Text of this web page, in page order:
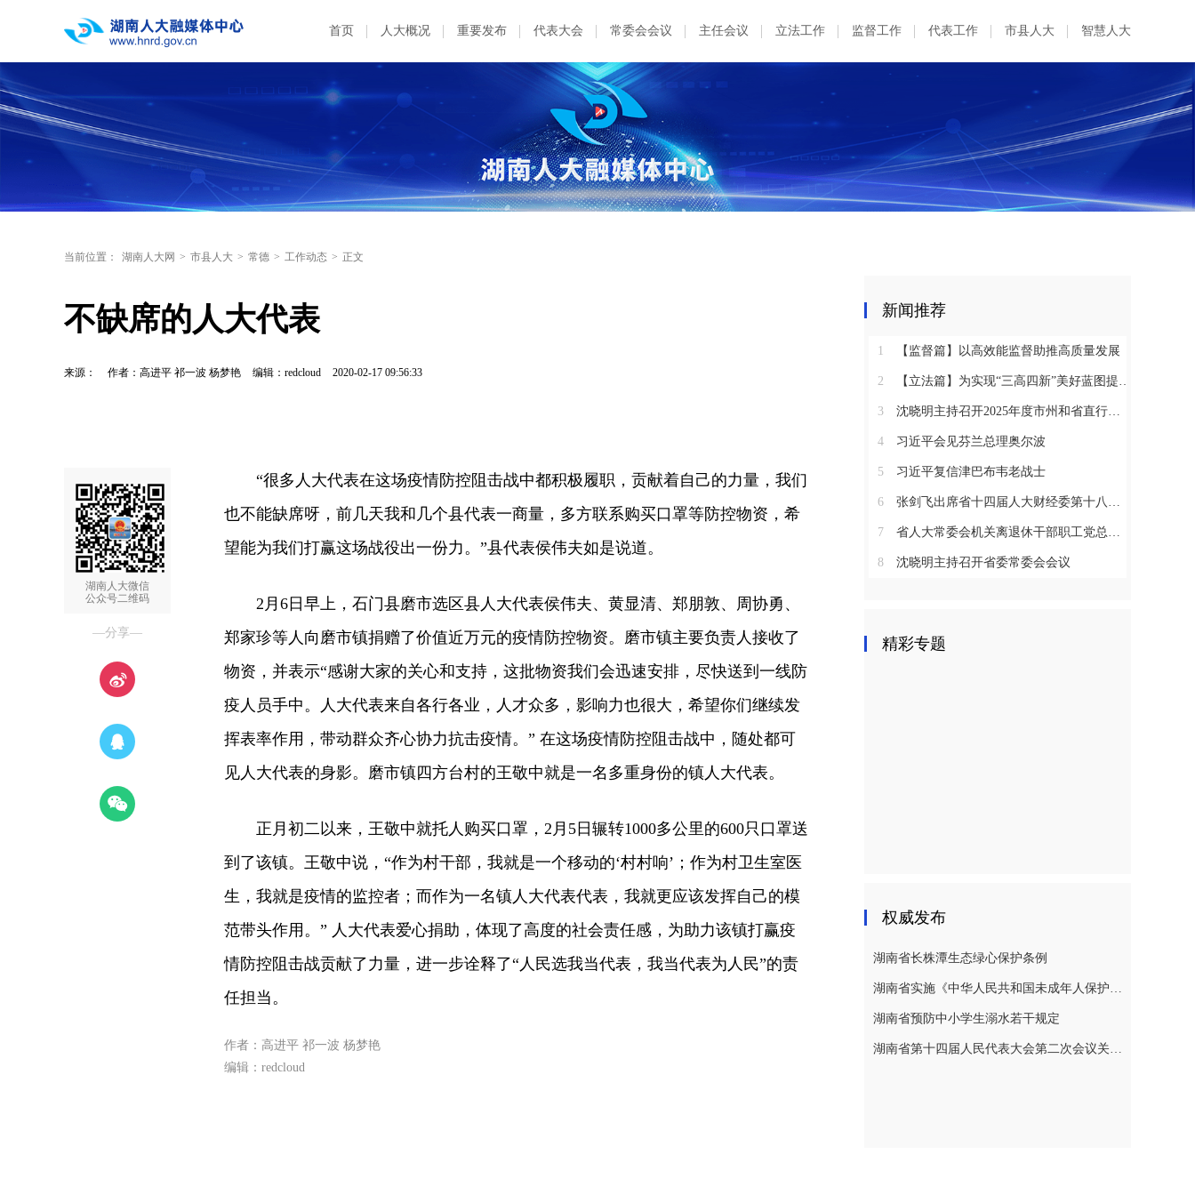
首页 人大概况 重要发布 代表大会 常委会会议 主任会议 立法工作 监督工作 代表工作 市县人大 智慧人大
当前位置： 湖南人大网 > 市县人大 > 常德 > 工作动态 > 正文
不缺席的人大代表
来源： 作者：高进平 祁一波 杨梦艳 编辑：redcloud 2020-02-17 09:56:33
湖南人大微信
公众号二维码
—分享—
“很多人大代表在这场疫情防控阻击战中都积极履职，贡献着自己的力量，我们
也不能缺席呀，前几天我和几个县代表一商量，多方联系购买口罩等防控物资，希
望能为我们打赢这场战役出一份力。”县代表侯伟夫如是说道。
2月6日早上，石门县磨市选区县人大代表侯伟夫、黄显清、郑朋敦、周协勇、
郑家珍等人向磨市镇捐赠了价值近万元的疫情防控物资。磨市镇主要负责人接收了
物资，并表示“感谢大家的关心和支持，这批物资我们会迅速安排，尽快送到一线防
疫人员手中。人大代表来自各行各业，人才众多，影响力也很大，希望你们继续发
挥表率作用，带动群众齐心协力抗击疫情。” 在这场疫情防控阻击战中，随处都可
见人大代表的身影。磨市镇四方台村的王敬中就是一名多重身份的镇人大代表。
正月初二以来，王敬中就托人购买口罩，2月5日辗转1000多公里的600只口罩送
到了该镇。王敬中说，“作为村干部，我就是一个移动的‘村村响’；作为村卫生室医
生，我就是疫情的监控者；而作为一名镇人大代表代表，我就更应该发挥自己的模
范带头作用。” 人大代表爱心捐助，体现了高度的社会责任感，为助力该镇打赢疫
情防控阻击战贡献了力量，进一步诠释了“人民选我当代表，我当代表为人民”的责
任担当。
作者：高进平 祁一波 杨梦艳
编辑：redcloud
新闻推荐
1 【监督篇】以高效能监督助推高质量发展
2 【立法篇】为实现“三高四新”美好蓝图提供坚实法治保障
3 沈晓明主持召开2025年度市州和省直行业系统党（工）委书记抓基层党建工作述职评议会议
4 习近平会见芬兰总理奥尔波
5 习近平复信津巴布韦老战士
6 张剑飞出席省十四届人大财经委第十八次全体会议
7 省人大常委会机关离退休干部职工党总支召开2025年度总结表彰大会
8 沈晓明主持召开省委常委会会议
精彩专题
权威发布
湖南省长株潭生态绿心保护条例
湖南省实施《中华人民共和国未成年人保护法》若干规定
湖南省预防中小学生溺水若干规定
湖南省第十四届人民代表大会第二次会议关于湖南省人民代表大会常务委员会工作报告的决议